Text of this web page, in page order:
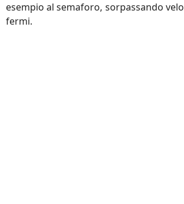
esempio al semaforo, sorpassando
fermi.